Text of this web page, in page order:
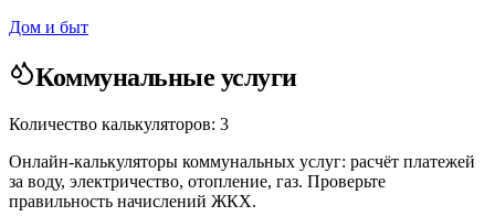
Дом и быт
Коммунальные услуги
Количество калькуляторов: 3
Онлайн-калькуляторы коммунальных услуг: расчёт платежей
за воду, электричество, отопление, газ. Проверьте
правильность начислений ЖКХ.